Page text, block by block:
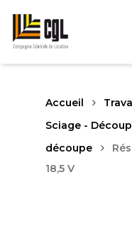
main
content
Accueil
Sciage -
découpe
18,5 V